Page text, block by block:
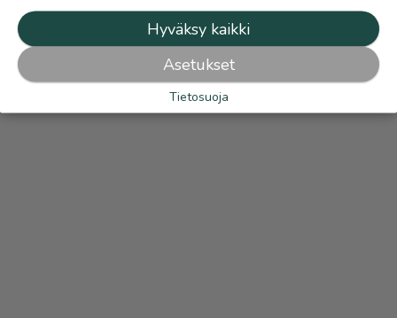
Hyväksy kaikki
Asetukset
Tietosuoja